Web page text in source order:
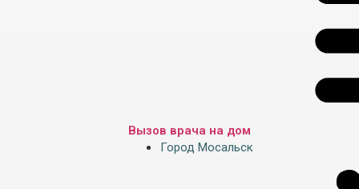
Вызов врача на дом
Город Мосальск